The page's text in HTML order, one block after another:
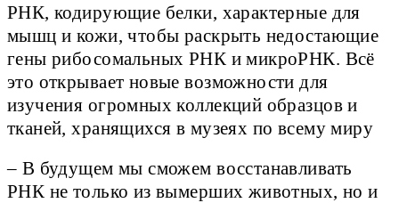
РНК, кодирующие белки, характерные для
мышц и кожи, чтобы раскрыть недостающие
гены рибосомальных РНК и микроРНК. Всё
это открывает новые возможности для
изучения огромных коллекций образцов и
тканей, хранящихся в музеях по всему миру
– В будущем мы сможем восстанавливать
РНК не только из вымерших животных, но и